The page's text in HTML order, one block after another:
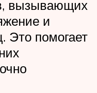
вызывающих
и
Это помогает